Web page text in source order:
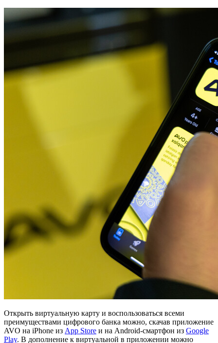
Открыть виртуальную карту и воспользоваться всеми
преимуществами цифрового банка можно, скачав приложение
AVO на iPhone из App Store и на Android-смартфон из Google
Play. В дополнение к виртуальной в приложении можно